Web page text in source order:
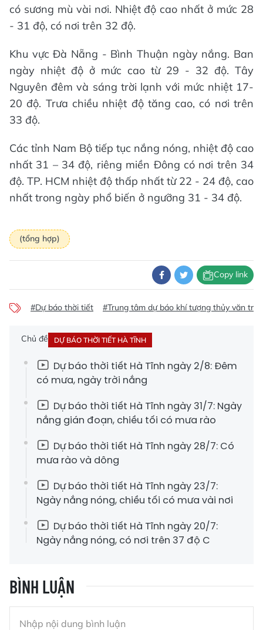
có sương mù vài nơi. Nhiệt độ cao nhất ở mức 28
- 31 độ, có nơi trên 32 độ.
Khu vực Đà Nẵng - Bình Thuận ngày nắng. Ban
ngày nhiệt độ ở mức cao từ 29 - 32 độ. Tây
Nguyên đêm và sáng trời lạnh với mức nhiệt 17-
20 độ. Trưa chiều nhiệt độ tăng cao, có nơi trên
33 độ.
Các tỉnh Nam Bộ tiếp tục nắng nóng, nhiệt độ cao
nhất 31 – 34 độ, riêng miền Đông có nơi trên 34
độ. TP. HCM nhiệt độ thấp nhất từ 22 - 24 độ, cao
nhất trong ngày phổ biến ở ngưỡng 31 - 34 độ.
(tổng hợp)
Copy link
#Dự báo thời tiết #Trung tâm dự báo khí tượng thủy văn
Chủ đề DỰ BÁO THỜI TIẾT HÀ TĨNH
Dự báo thời tiết Hà Tĩnh ngày 2/8: Đêm
có mưa, ngày trời nắng
Dự báo thời tiết Hà Tĩnh ngày 31/7: Ngày
nắng gián đoạn, chiều tối có mưa rào
Dự báo thời tiết Hà Tĩnh ngày 28/7: Có
mưa rào và dông
Dự báo thời tiết Hà Tĩnh ngày 23/7:
Ngày nắng nóng, chiều tối có mưa vài nơi
Dự báo thời tiết Hà Tĩnh ngày 20/7:
Ngày nắng nóng, có nơi trên 37 độ C
BÌNH LUẬN